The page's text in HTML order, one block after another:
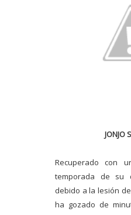
JONJO
Recuperado con
temporada de su
debido a la lesión
ha gozado de